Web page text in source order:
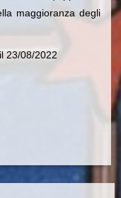
maggioranza degli
23/08/2022